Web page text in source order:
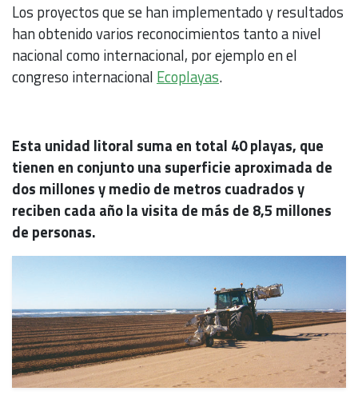
Los proyectos que se han implementado y resultados
han obtenido varios reconocimientos tanto a nivel
nacional como internacional, por ejemplo en el
congreso internacional Ecoplayas.
Esta unidad litoral suma en total 40 playas, que
tienen en conjunto una superficie aproximada de
dos millones y medio de metros cuadrados y
reciben cada año la visita de más de 8,5 millones
de personas.